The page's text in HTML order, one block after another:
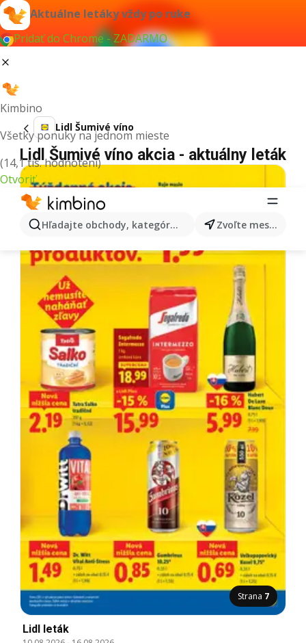
Aktuálne letáky vždy po ruke
Pridať do Chrome - ZADARMO
Kimbino
Všetky ponuky na jednom mieste
(14,1 tis. hodnotení)
Otvoriť
Hľadajte obchody, kategórie, produkty... Zvoľte mesto
Lidl Šumivé víno
Lidl Šumivé víno akcia - aktuálny leták
Strana 7
Lidl leták